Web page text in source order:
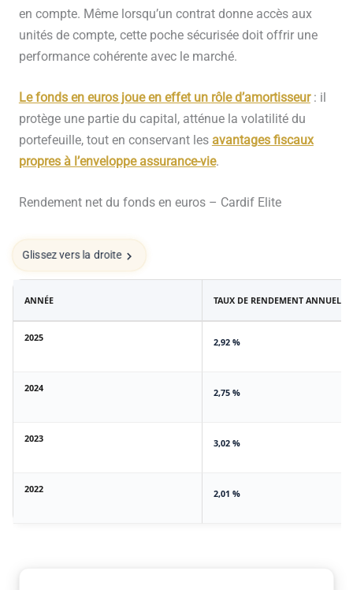
en compte. Même lorsqu’un contrat donne accès aux
unités de compte, cette poche sécurisée doit offrir une
performance cohérente avec le marché.
Le fonds en euros joue en effet un rôle d’amortisseur: il
protège une partie du capital, atténue la volatilité du
portefeuille, tout en conservant les avantages fiscaux
propres à l’enveloppe assurance-vie.
Rendement net du fonds en euros – Cardif Elite
Glissez vers la droite
ANNÉE TAUX DE RENDEMENT ANNUEL
2025 2,92 %
2024 2,75 %
2023 3,02 %
2022 2,01 %